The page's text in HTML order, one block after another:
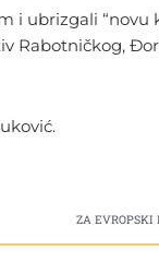
i ubrizgali “novu
Rabotničkog,
ZA EVROPSKI